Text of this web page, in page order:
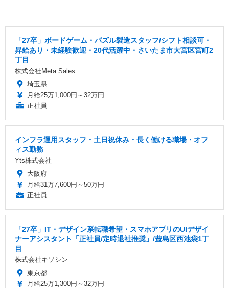
「27卒」ボードゲーム・パズル製造スタッフ/シフト相談可・
昇給あり・未経験歓迎・20代活躍中・さいたま市大宮区宮町2
丁目
株式会社Meta Sales
埼玉県
月給25万1,000円～32万円
正社員
インフラ運用スタッフ・土日祝休み・長く働ける職場・オフ
ィス勤務
Yts株式会社
大阪府
月給31万7,600円～50万円
正社員
「27卒」IT・デザイン系転職希望・スマホアプリのUIデザイ
ナーアシスタント「正社員/定時退社推奨」/豊島区西池袋1丁
目
株式会社キソシン
東京都
月給25万1,300円～32万円